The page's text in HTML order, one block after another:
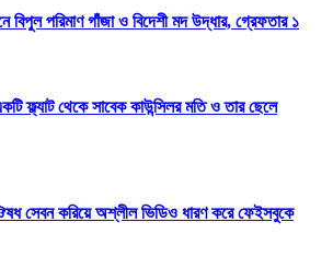
বিপুল পরিমাণ গাঁজা ও বিদেশী মদ উদ্ধার, গ্রেফতার ১
ফ্ল্যাট থেকে সাবেক কাউন্সিলর মতি ও তার ছেলে
ঔষধ সেবন করিয়ে অশ্লীল ভিডিও ধারণ করে ফেইসবুকে